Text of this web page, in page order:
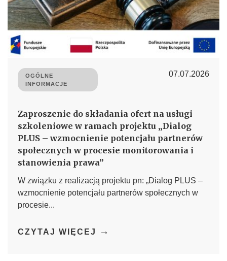
OGÓLNE
INFORMACJE
07.07.2026
Zaproszenie do składania ofert na usługi
szkoleniowe w ramach projektu „Dialog
PLUS – wzmocnienie potencjału partnerów
społecznych w procesie monitorowania i
stanowienia prawa”
W związku z realizacją projektu pn: „Dialog PLUS –
wzmocnienie potencjału partnerów społecznych w
procesie...
CZYTAJ WIĘCEJ →